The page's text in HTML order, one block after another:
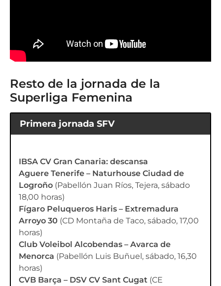
Resto de la jornada de la
Superliga Femenina
Primera jornada SFV
IBSA CV Gran Canaria: descansa
Aguere Tenerife – Naturhouse Ciudad de
Logroño (Pabellón Juan Ríos, Tejera, sábado
18,00 horas)
Fígaro Peluqueros Haris – Extremadura
Arroyo 30 (CD Montaña de Taco, sábado, 17,00
horas)
Club Voleibol Alcobendas – Avarca de
Menorca (Pabellón Luis Buñuel, sábado, 16,30
horas)
CVB Barça – DSV CV Sant Cugat (CE